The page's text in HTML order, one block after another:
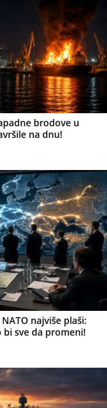
brodove u
na dnu!
najviše plaši:
sve da promeni!